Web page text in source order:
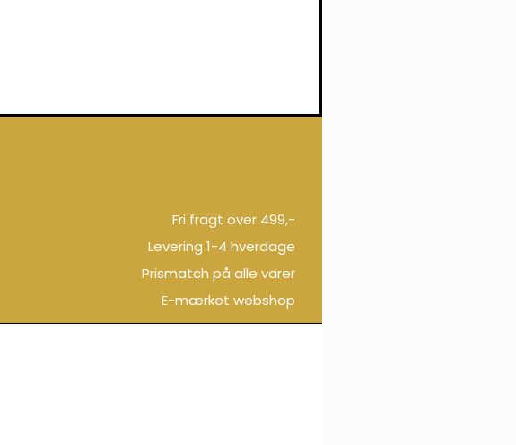
Fri fragt over 499,-
Levering 1-4 hverdage
Prismatch på alle varer
E-mærket webshop